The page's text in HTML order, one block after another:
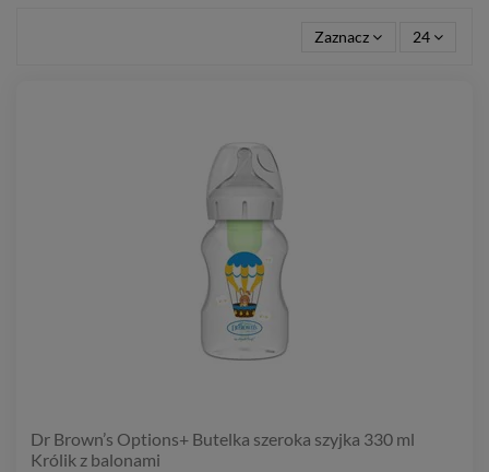
Zaznacz 24
Dr Brown’s Options+ Butelka szeroka szyjka 330 ml
Królik z balonami